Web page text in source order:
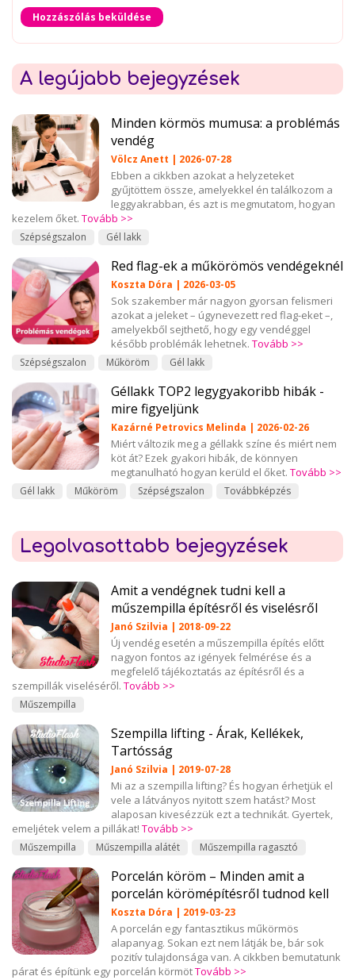
Hozzászólás beküldése
A legújabb bejegyzések
Minden körmös mumusa: a problémás
vendég
Völcz Anett | 2026-07-28
Ebben a cikkben azokat a helyzeteket
gyűjtöttem össze, amelyekkel én találkozom a
leggyakrabban, és azt is megmutatom, hogyan
kezelem őket. Tovább >>
Szépségszalon Gél lakk
Red flag-ek a műkörömös vendégeknél
Koszta Dóra | 2026-03-05
Sok szakember már nagyon gyorsan felismeri
azokat a jeleket – úgynevezett red flag-eket –,
amelyekből sejthető, hogy egy vendéggel
később problémák lehetnek. Tovább >>
Szépségszalon Műköröm Gél lakk
Géllakk TOP2 legygyakoribb hibák -
mire figyeljünk
Kazárné Petrovics Melinda | 2026-02-26
Miért változik meg a géllakk színe és miért nem
köt át? Ezek gyakori hibák, de könnyen
megtanulható hogyan kerüld el őket. Tovább >>
Gél lakk Műköröm Szépségszalon Továbbképzés
Legolvasottabb bejegyzések
Amit a vendégnek tudni kell a
műszempilla építésről és viselésről
Janó Szilvia | 2018-09-22
Új vendég esetén a műszempilla építés előtt
nagyon fontos az igények felmérése és a
megfelelő tájékoztatás az építésről és a
szempillák viseléséről. Tovább >>
Műszempilla
Szempilla lifting - Árak, Kellékek,
Tartósság
Janó Szilvia | 2019-07-28
Mi az a szempilla lifting? És hogyan érhetjük el
vele a látványos nyitott szem hatást? Most
alaposan kivesézzük ezt a technikát. Gyertek,
emeljétek velem a pillákat! Tovább >>
Műszempilla Műszempilla alátét Műszempilla ragasztó
Porcelán köröm – Minden amit a
porcelán körömépítésről tudnod kell
Koszta Dóra | 2019-03-23
A porcelán egy fantasztikus műkörmös
alapanyag. Sokan ezt nem látják be, bár sok
pozitív tulajdonsága van. A cikkben bemutatunk
párat és építünk egy porcelán körmötTovább >>